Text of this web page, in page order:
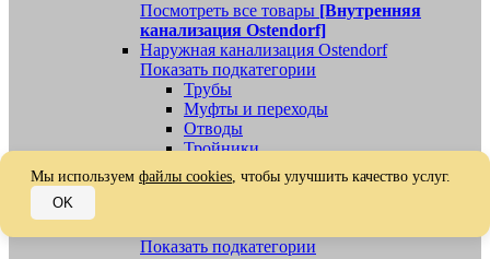
Посмотреть все товары [Внутренняя
канализация Ostendorf]
Наружная канализация Ostendorf
Показать подкатегории
Трубы
Муфты и переходы
Отводы
Тройники
Ревизии, заглушки, обратные клапаны
Посмотреть все товары[Наружная
Показать подкатегории
Мы используем файлы cookies, чтобы улучшить качество услуг.
OK